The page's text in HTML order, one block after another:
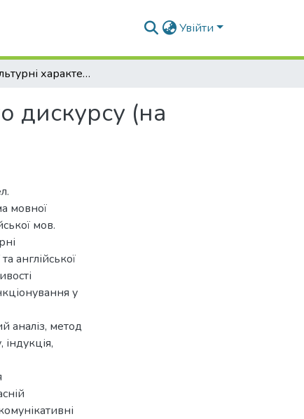
Увійти
Лінгвокультурні характеристики гастрономічного дискурсу (на матеріалі української і англійської мов)
дискурсу (на
мовної
мов.
англійської
у
аналіз, метод